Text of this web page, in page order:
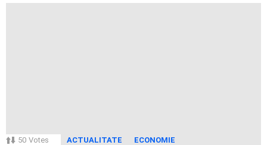
50 Votes ACTUALITATE ECONOMIE